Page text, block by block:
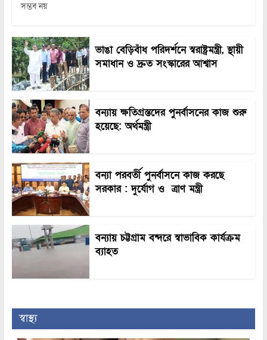
সম্ভব নয়
ভাঙা বেড়িবাঁধ পরিদর্শনে স্বরাষ্ট্রমন্ত্রী, স্থায়ী
সমাধান ও দ্রুত সংস্কারের আশ্বাস
বন্যায় ক্ষতিগ্রস্তদের পুনর্বাসনের কাজ শুরু
হয়েছে: অর্থমন্ত্রী
বন্যা পরবর্তী পুনর্বাসনে কাজ করছে
সরকার : দুর্যোগ ও ত্রাণ মন্ত্রী
বন্যায় চট্টগ্রাম বন্দরে স্বাভাবিক কার্যক্রম
ব্যাহত
স্বাস্থ্য